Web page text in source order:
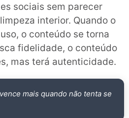
sociais sem parecer
interior. Quando o
o conteúdo se torna
fidelidade, o conteúdo
mas terá autenticidade.
mais quando não tenta se